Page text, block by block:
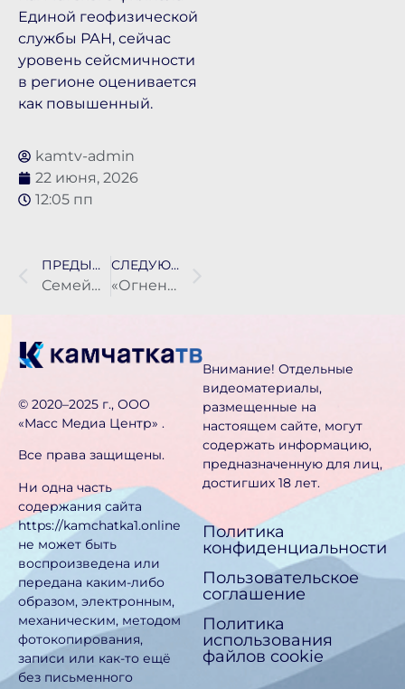
Единой геофизической
службы РАН, сейчас
уровень сейсмичности
в регионе оценивается
как повышенный.
kamtv-admin
22 июня, 2026
12:05 пп
ПРЕДЫДУЩАЯ НОВОСТЬ
Семейные пары Петропавловска-Камчатского приглашают «обновить клятвы»
СЛЕДУЮЩАЯ НОВОСТЬ
«Огненные картины войны» зажглись на Камчатке
©️ 2020–2025 г., ООО
«Масс Медиа Центр» .
Все права защищены.
Ни одна часть
содержания сайта
https://kamchatka1.online
не может быть
воспроизведена или
передана каким-либо
образом, электронным,
механическим, методом
фотокопирования,
записи или как-то ещё
без письменного
Внимание! Отдельные
видеоматериалы,
размещенные на
настоящем сайте, могут
содержать информацию,
предназначен­ную для лиц,
достигших 18 лет.
Политика
конфиденциальности
Пользовательское
соглашение
Политика
использования
файлов cookie